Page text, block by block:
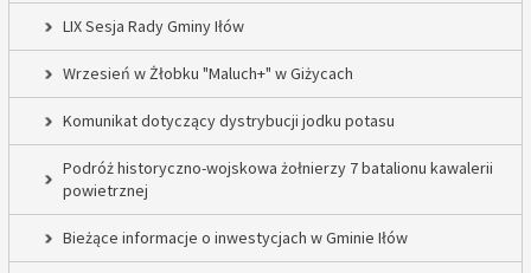
LIX Sesja Rady Gminy Iłów
Wrzesień w Żłobku "Maluch+" w Giżycach
Komunikat dotyczący dystrybucji jodku potasu
Podróż historyczno-wojskowa żołnierzy 7 batalionu kawalerii
powietrznej
Bieżące informacje o inwestycjach w Gminie Iłów